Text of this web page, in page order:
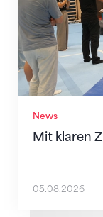
News
Mit klaren
05.08.2026